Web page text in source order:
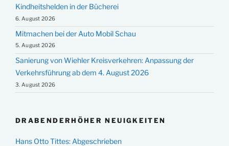
Kindheitshelden in der Bücherei
6. August 2026
Mitmachen bei der Auto Mobil Schau
5. August 2026
Sanierung von Wiehler Kreisverkehren: Anpassung der
Verkehrsführung ab dem 4. August 2026
3. August 2026
DRABENDERHÖHER NEUIGKEITEN
Hans Otto Tittes: Abgeschrieben